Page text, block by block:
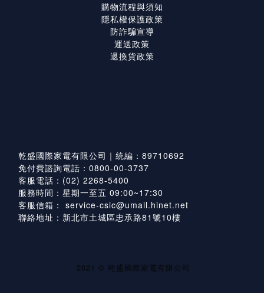
購物流程與須知
隱私權保護政策
防詐騙宣導
運送政策
退換貨政策
乾盛國際家電有限公司｜統編：89710692
免付費諮詢電話：0800-00-3737
客服電話：(02) 2268-5400
服務時間：星期一至五 09:00~17:30
客服信箱： service-csic@umail.hinet.net
聯絡地址：新北市土城區忠承路81號10樓
2021 © 乾盛國際家電有限公司